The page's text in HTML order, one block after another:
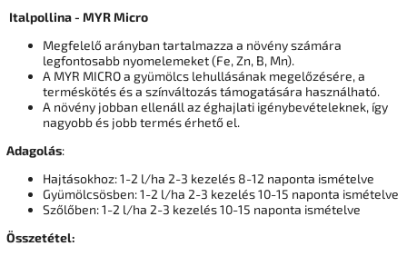
Italpollina - MYR Micro
Megfelelő arányban tartalmazza a növény számára
legfontosabb nyomelemeket (Fe, Zn, B, Mn).
A MYR MICRO a gyümölcs lehullásának megelőzésére, a
terméskötés és a színváltozás támogatására használható.
A növény jobban ellenáll az éghajlati igénybevételeknek, így
nagyobb és jobb termés érhető el.
Adagolás:
Hajtásokhoz: 1-2 l/ha 2-3 kezelés 8-12 naponta ismételve
Gyümölcsösben: 1-2 l/ha 2-3 kezelés 10-15 naponta ismételve
Szőlőben: 1-2 l/ha 2-3 kezelés 10-15 naponta ismételve
Összetétel: